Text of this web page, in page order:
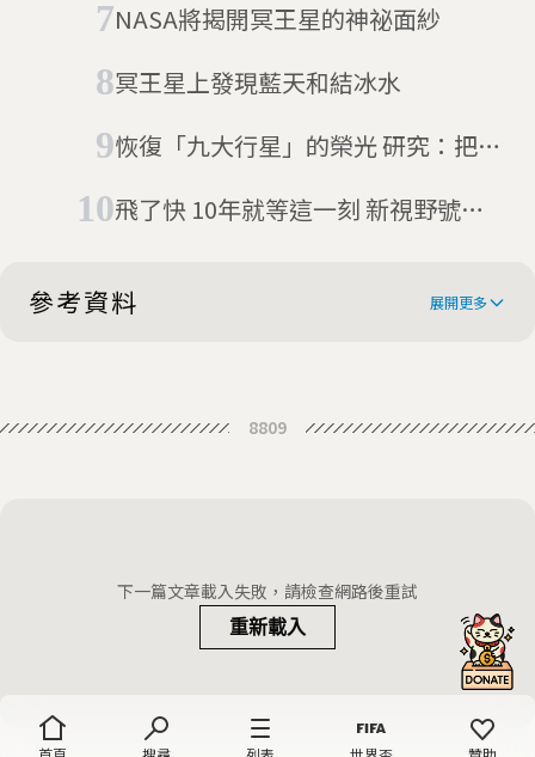
NASA將揭開冥王星的神祕面紗
冥王星上發現藍天和結冰水
恢復「九大行星」的榮光 研究：把冥
飛了快 10年就等這一刻 新視野號揭
參考資料 展開更多
superionic ice
水資源網路特展：生命之源
8809
下一篇文章載入失敗，請檢查網路後重試
重新載入